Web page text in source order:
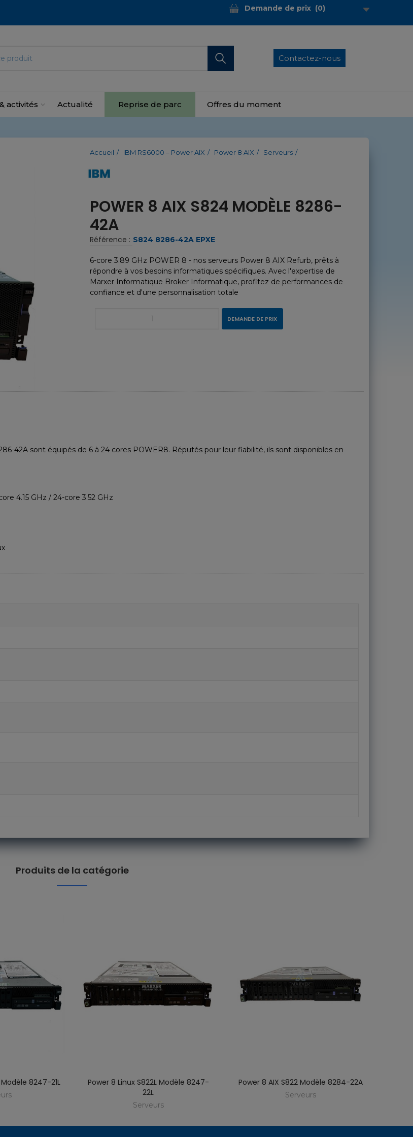
Demande de prix (0)
Contactez-nous
activités Actualité Reprise de parc Offres du moment
Accueil IBM RS6000 – Power AIX Power 8 AIX Serveurs
POWER 8 AIX S824 MODÈLE 8286-
42A
Référence : S824 8286-42A EPXE
6-core 3.89 GHz POWER 8 - nos serveurs Power 8 AIX Refurb, prêts à
répondre à vos besoins informatiques spécifiques. Avec l'expertise de
Marxer Informatique Broker Informatique, profitez de performances de
confiance et d'une personnalisation totale
DEMANDE DE PRIX
42A sont équipés de 6 à 24 cores POWER8. Réputés pour leur fiabilité, ils sont disponibles en
4.15 GHz / 24-core 3.52 GHz
Produits de la catégorie
Modèle 8247-21L
Power 8 Linux S822L Modèle 8247-
22L
Serveurs
Power 8 AIX S822 Modèle 8284-22A
Serveurs